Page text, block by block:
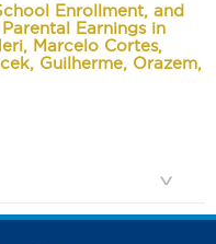
Enrollment, and
Earnings in
Marcelo Cortes,
Guilherme, Orazem,